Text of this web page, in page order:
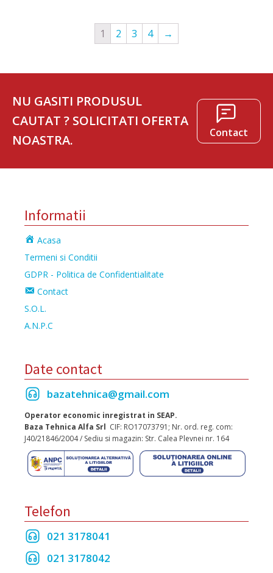
1 2 3 4 →
NU GASITI PRODUSUL
CAUTAT ? SOLICITATI OFERTA
NOASTRA.
Contact
Informatii
Acasa
Termeni si Conditii
GDPR - Politica de Confidentialitate
Contact
S.O.L.
A.N.P.C
Date contact
bazatehnica@gmail.com
Operator economic inregistrat in SEAP.
Baza Tehnica Alfa Srl CIF: RO17073791; Nr. ord. reg. com:
J40/21846/2004 / Sediu si magazin: Str. Calea Plevnei nr. 164
Telefon
021 3178041
021 3178042